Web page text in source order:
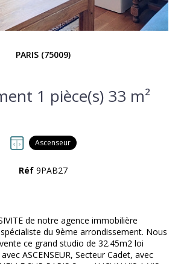
PARIS (75009)
Appartement 1 pièce(s) 33 m²
Ascenseur
Réf 9PAB27
de notre agence immobilière
spécialiste du 9ème arrondissement. Nous
ce grand studio de 32.45m2 loi
ASCENSEUR, Secteur Cadet, avec